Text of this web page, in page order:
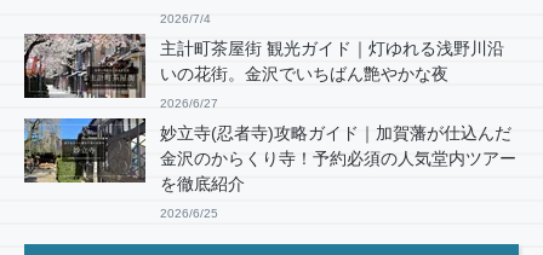
2026/7/4
主計町茶屋街 観光ガイド｜灯ゆれる浅野川沿
いの花街。金沢でいちばん艶やかな夜
2026/6/27
妙立寺(忍者寺)攻略ガイド｜加賀藩が仕込んだ
金沢のからくり寺！予約必須の人気堂内ツアー
を徹底紹介
2026/6/25